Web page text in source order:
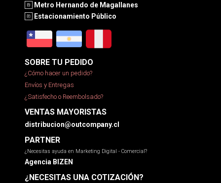
Metro Hernando de Magallanes
Estacionamiento Público
SOBRE TU PEDIDO
¿Cómo hacer un pedido?
Envíos y Entregas
¿Satisfecho o Reembolsado?
VENTAS MAYORISTAS
distribucion@outcompany.cl
PARTNER
¿Necesitas ayuda en Marketing Digital - Comercial?
Agencia BIZEN
¿NECESITAS UNA COTIZACIÓN?